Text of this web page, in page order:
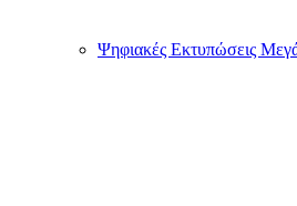
Ψηφιακές Εκτυπώσεις